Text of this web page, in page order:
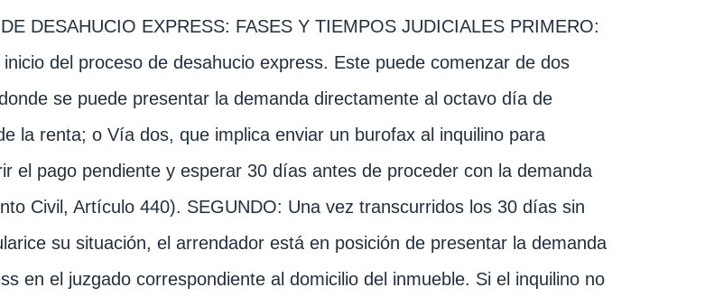
DESAHUCIO EXPRESS: FASES Y TIEMPOS JUDICIALES PRIMERO:
del proceso de desahucio express. Este puede comenzar de dos
se puede presentar la demanda directamente al octavo día de
la renta; o Vía dos, que implica enviar un burofax al inquilino para
el pago pendiente y esperar 30 días antes de proceder con la demanda
Civil, Artículo 440). SEGUNDO: Una vez transcurridos los 30 días sin
su situación, el arrendador está en posición de presentar la demanda
en el juzgado correspondiente al domicilio del inmueble. Si el inquilino no